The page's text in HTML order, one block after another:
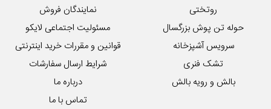
روتختی
حوله تن پوش بزرگسال
سرویس آشپزخانه
تشک فنری
بالش و رویه بالش
نمایندگان فروش
مسئولیت اجتماعی لایکو
قوانین و مقررات خرید اینترنتی
شرایط ارسال سفارشات
درباره ما
تماس با ما